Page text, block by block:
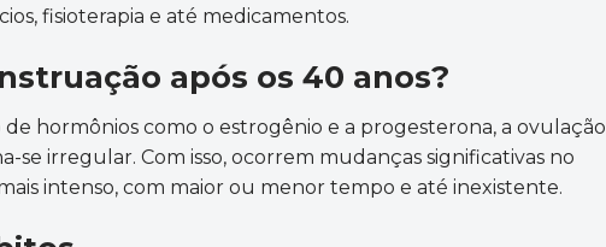
fisioterapia e até medicamentos.
após os 40 anos?
hormônios como o estrogênio e a progesterona, a ovulação
se irregular. Com isso, ocorrem mudanças significativas no
intenso, com maior ou menor tempo e até inexistente.